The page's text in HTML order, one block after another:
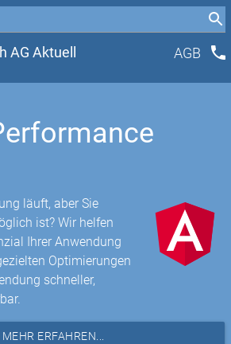
AG Aktuell AGB phone
läuft, aber Sie
ist? Wir helfen
Ihrer Anwendung
Optimierungen
schneller,
MEHR ERFAHREN...